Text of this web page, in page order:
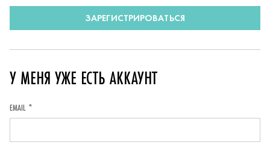
условиями
данных
ЗАРЕГИСТРИРОВАТЬСЯ
У МЕНЯ УЖЕ ЕСТЬ АККАУНТ
EMAIL *